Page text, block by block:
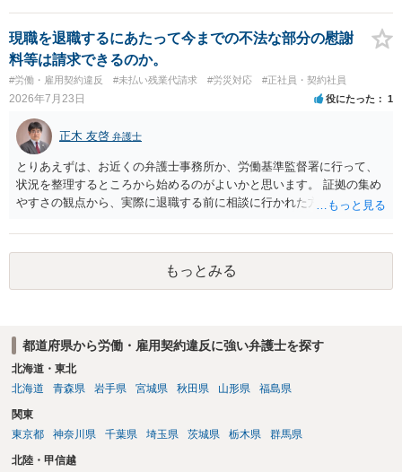
ものの、重い懲戒処分の対象には十分なり得ます。 名誉や評価の回復
については、会社側に「部下の不正行為による情報漏洩」と正式に認
定させ、誤認した他部署への適切なフォローや周知を求めるのが有効
です。 あるいは、懲戒があったことを社内で周知される手続があるの
ならば、それにより軽微ながら回復はできるかもしれません。 さらに
個人としても、相手に対してプライバシー侵害等に基づく損害賠償
（慰謝料）を請求する選択肢がありえます（ただし、金額は多額にな
らない可能性があります。）。
現職を退職するにあたって今までの不法な部分の慰謝
料等は請求できるのか。
#労働・雇用契約違反 #未払い残業代請求 #労災対応 #正社員・契約社員
2026年7月23日 役にたった 1
正木 友啓 弁護士
とりあえずは、お近くの弁護士事務所か、労働基準監督署に行って、
状況を整理するところから始めるのがよいかと思います。 証拠の集め
やすさの観点から、実際に退職する前に相談に行かれた方がよいかと
もっとみる
都道府県から労働・雇用契約違反に強い弁護士を探す
北海道・東北
北海道
青森県 岩手県 宮城県 秋田県 山形県 福島県
関東
東京都
神奈川県 千葉県 埼玉県 茨城県 栃木県 群馬県
北陸・甲信越